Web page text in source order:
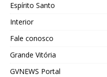
Espírito Santo
Interior
Fale conosco
Grande Vitória
GVNEWS Portal